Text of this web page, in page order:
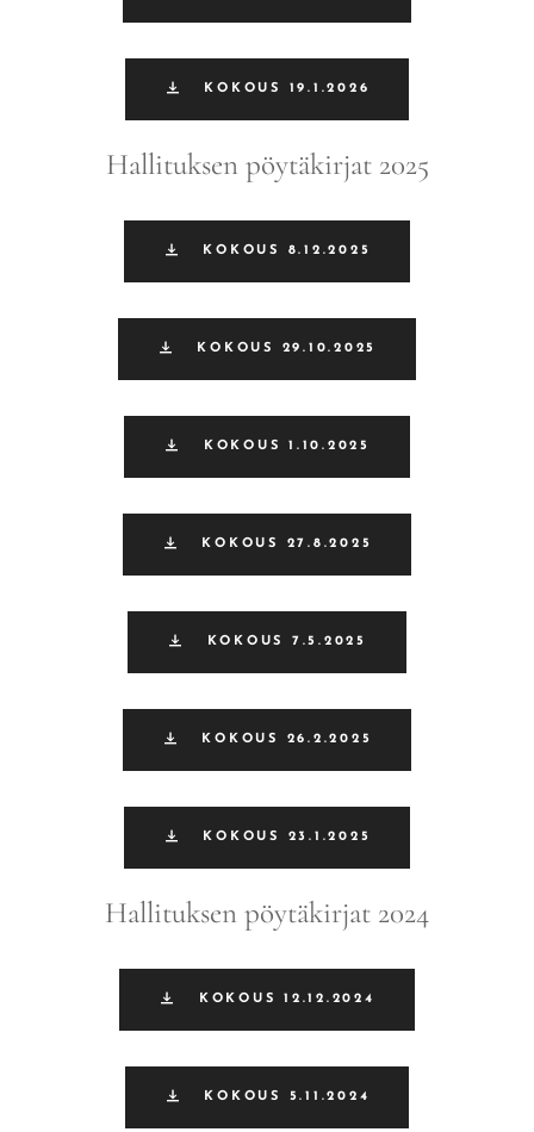
KOKOUS 19.1.2026
Hallituksen pöytäkirjat 2025
KOKOUS 8.12.2025
KOKOUS 29.10.2025
KOKOUS 1.10.2025
KOKOUS 27.8.2025
KOKOUS 7.5.2025
KOKOUS 26.2.2025
KOKOUS 23.1.2025
Hallituksen pöytäkirjat 2024
KOKOUS 12.12.2024
KOKOUS 5.11.2024